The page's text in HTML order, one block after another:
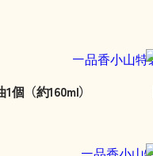
個（約160ml）